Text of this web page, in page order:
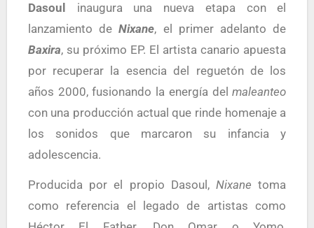
Dasoul
inaugura una nueva etapa con el
lanzamiento deNixane, el primer adelanto de
Baxira, su próximo EP. El artista canario apuesta
por recuperar la esencia del reguetón de los
años 2000, fusionando la energía delmaleanteo
con una producción actual que rinde homenaje a
los sonidos que marcaron su infancia y
adolescencia.
Producida por el propio Dasoul, Nixane toma
como referencia el legado de artistas como